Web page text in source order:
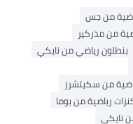
من جس
من مذركير
بنطلون رياضي من نايكي
من سكيتشرز
رياضية من بوما
نايكي